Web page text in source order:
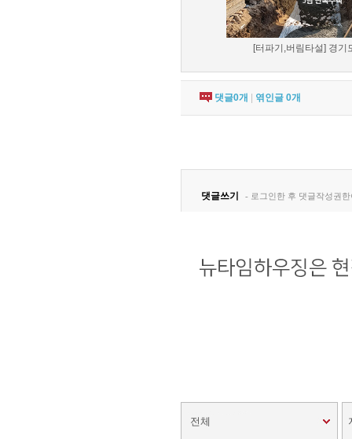
[터파기,버림타설] 경기
댓글0개 엮인글 0개
전체